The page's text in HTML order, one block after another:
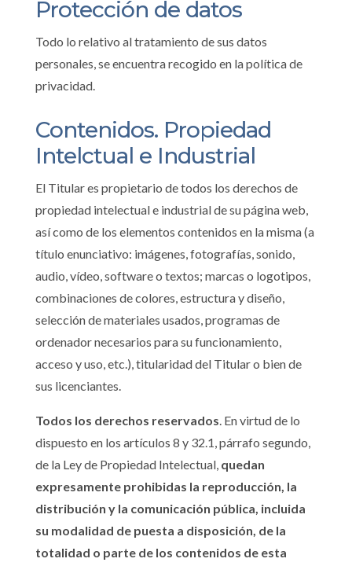
Protección de datos
Todo lo relativo al tratamiento de sus datos
personales, se encuentra recogido en la política de
privacidad.
Contenidos. Propiedad
Intelctual e Industrial
El Titular es propietario de todos los derechos de
propiedad intelectual e industrial de su página web,
así como de los elementos contenidos en la misma (a
título enunciativo: imágenes, fotografías, sonido,
audio, vídeo, software o textos; marcas o logotipos,
combinaciones de colores, estructura y diseño,
selección de materiales usados, programas de
ordenador necesarios para su funcionamiento,
acceso y uso, etc.), titularidad del Titular o bien de
sus licenciantes.
Todos los derechos reservados. En virtud de lo
dispuesto en los artículos 8 y 32.1, párrafo segundo,
de la Ley de Propiedad Intelectual, quedan
expresamente prohibidas la reproducción, la
distribución y la comunicación pública, incluida
su modalidad de puesta a disposición, de la
totalidad o parte de los contenidos de esta